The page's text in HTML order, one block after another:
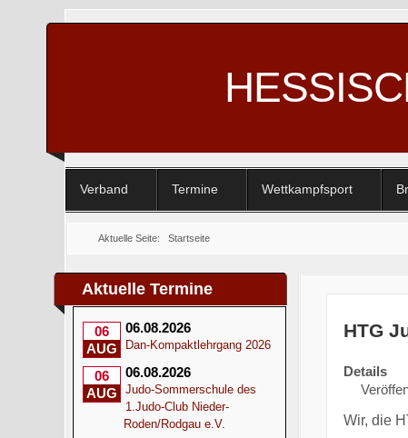
Verband Termine Wettkampfsport
Aktuelle Seite:Startseite
Aktuelle Termine
06
AUG
06.08.2026
Dan-Kompaktlehrgang 2026
06
AUG
06.08.2026
Judo-Sommerschule des
1.Judo-Club Nieder-
Roden/Rodgau e.V.
HTG
Details
Wir, die